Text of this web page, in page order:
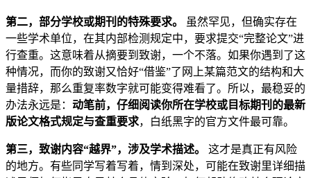
第二，部分学校或期刊的特殊要求。
虽然罕见，但确实存在
一些学术单位，在其内部检测规定中，要求提交“完整论文”进
行查重。这意味着从摘要到致谢，一个不落。如果你遇到了这
种情况，而你的致谢又恰好“借鉴”了网上某篇范文的结构和大
量措辞，那么重复率数字就可能变得难看了。所以，最稳妥的
办法永远是： 动笔前，仔细阅读你所在学校或目标期刊的最新
版论文格式规定与查重要求，白纸黑字的官方文件最可靠。
第三，致谢内容“越界”，涉及学术描述。
这才是真正有风险
的地方。有些同学写着写着，情到深处，可能在致谢里详细描